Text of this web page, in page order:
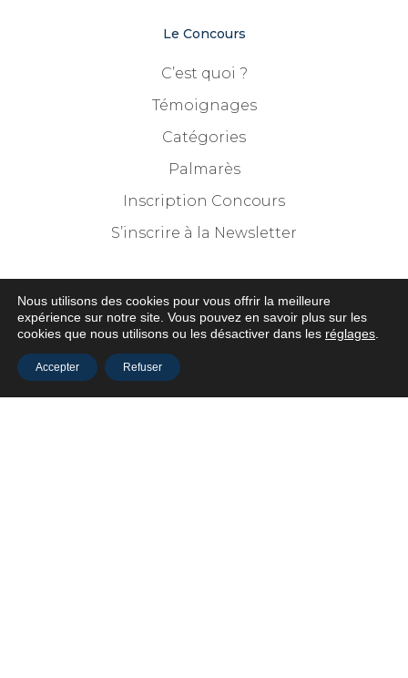
Le Concours
C’est quoi ?
Témoignages
Catégories
Palmarès
Inscription Concours
S’inscrire à la Newsletter
Partenaires
Nous utilisons des cookies pour vous offrir la meilleure
expérience sur notre site. Vous pouvez en savoir plus sur les
cookies que nous utilisons ou les désactiver dans les réglages
Accepter Refuser